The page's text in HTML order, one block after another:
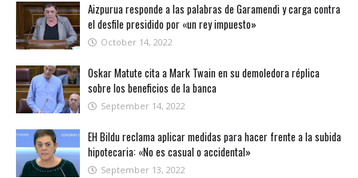
Aizpurua responde a las palabras de Garamendi y carga contra
el desfile presidido por «un rey impuesto»
October 14, 2022
Oskar Matute cita a Mark Twain en su demoledora réplica
sobre los beneficios de la banca
September 14, 2022
EH Bildu reclama aplicar medidas para hacer frente a la subida
hipotecaria: «No es casual o accidental»
September 13, 2022